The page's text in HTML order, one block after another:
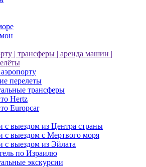
| трансферы | аренда машин |
перелеты
трансферы
Hertz
Europcar
с выездом из Центра страны
с выездом c Мертвого моря
с выездом из Эйлата
по Израилю
экскурсии